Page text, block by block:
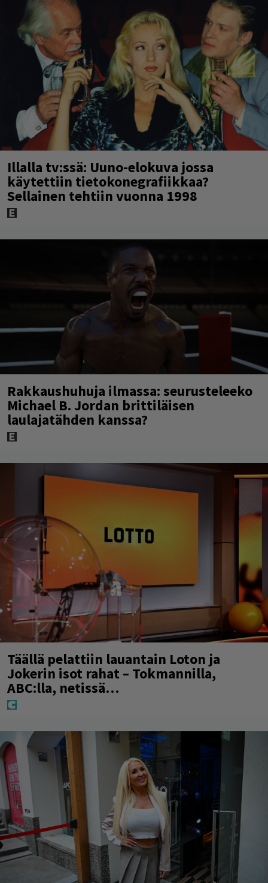
Illalla tv:ssä: Uuno-elokuva jossa
käytettiin tietokonegrafiikkaa?
Sellainen tehtiin vuonna 1998
Rakkaushuhuja ilmassa: seurusteleeko
Michael B. Jordan brittiläisen
laulajatähden kanssa?
Täällä pelattiin lauantain Loton ja
Jokerin isot rahat – Tokmannilla,
ABC:lla, netissä…